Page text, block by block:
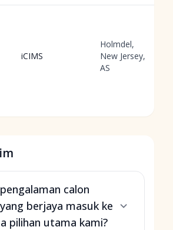
iCIMS
Holmdel,
New Jersey,
AS
calon
berjaya masuk ke
pilihan utama kami?